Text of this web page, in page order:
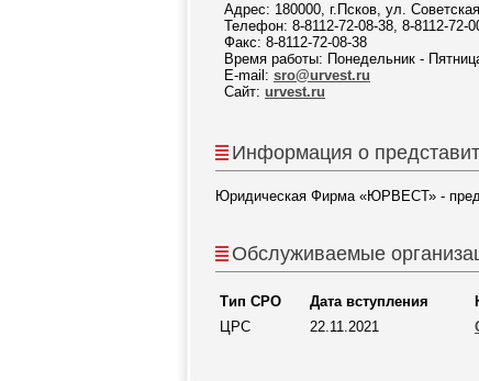
Адрес: 180000, г.Псков, ул.
Телефон: 8-8112-72-08-38, 8-8112-72-
Факс: 8-8112-72-08-38
Время работы: Понедельник -
E-mail: sro@urvest.ru
Сайт: urvest.ru
Информация о
Юридическая Фирма «ЮРВЕСТ» -
Обслуживаемые
Тип СРО Дата вступления
ЦРС
22.11.2021